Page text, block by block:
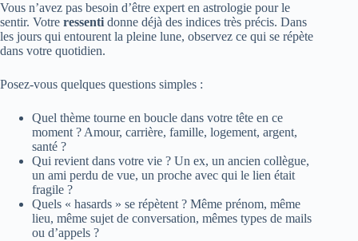
Vous n’avez pas besoin d’être expert en astrologie pour le
sentir. Votre ressenti donne déjà des indices très précis. Dans
les jours qui entourent la pleine lune, observez ce qui se répète
dans votre quotidien.
Posez-vous quelques questions simples :
Quel thème tourne en boucle dans votre tête en ce
moment ? Amour, carrière, famille, logement, argent,
santé ?
Qui revient dans votre vie ? Un ex, un ancien collègue,
un ami perdu de vue, un proche avec qui le lien était
fragile ?
Quels « hasards » se répètent ? Même prénom, même
lieu, même sujet de conversation, mêmes types de mails
ou d’appels ?